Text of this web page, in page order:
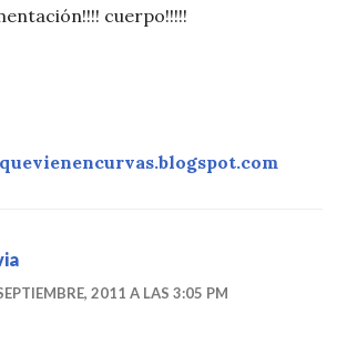
cuerpo!!!!!
2011 A LAS 3:05 PM